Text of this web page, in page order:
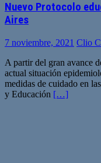
Nuevo Protocolo
Aires
7 noviembre, 2021 Clio
A partir del gran avance
actual situación
medidas de cuidado en
y Educación […]